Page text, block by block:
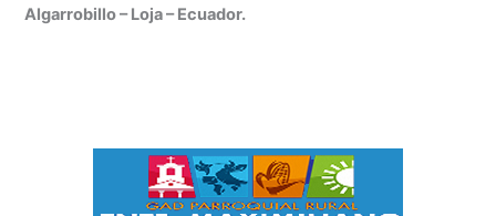
Algarrobillo – Loja – Ecuador.